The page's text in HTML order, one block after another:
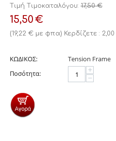
Τιμή Τιμοκαταλόγου: 17,50 €
15,50€
(19,22 € με φπα) Κερδίζετε : 2,00
ΚΩΔΙΚΟΣ:
Tension Frame
Ποσότητα:
+
−